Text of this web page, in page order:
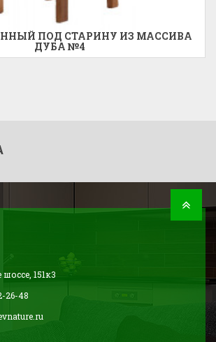
ПОД СТАРИНУ ИЗ МАССИВА
ДУБА №4
151к3
26-48